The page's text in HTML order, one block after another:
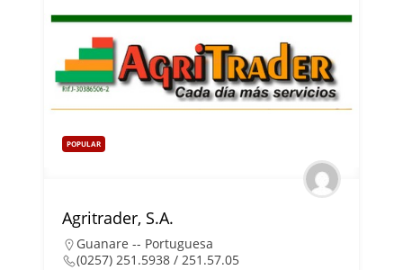
POPULAR
Agritrader, S.A.
Guanare -- Portuguesa
(0257) 251.5938 / 251.57.05